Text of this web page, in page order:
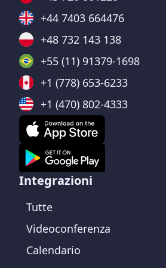
+44 7403 664476
+48 732 143 138
+55 (11) 91379-1698
+1 (778) 653-6233
+1 (470) 802-4333
Integrazioni
Tutte
Videoconferenza
Calendario